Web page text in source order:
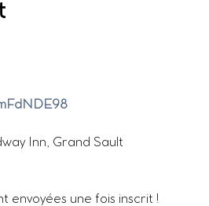
Inn, Grand Sault
envoyées une fois inscrit !